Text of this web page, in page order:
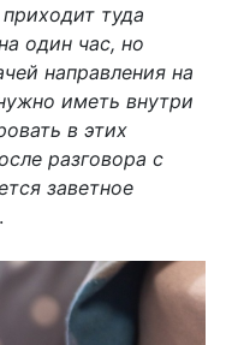
туда
один час, но
направления на
иметь внутри
в этих
разговора с
заветное
.